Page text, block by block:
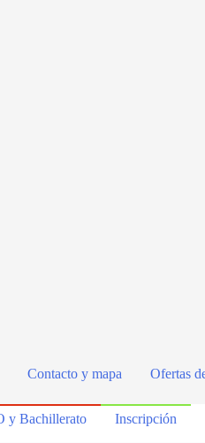
Contacto y mapa Ofertas
y Bachillerato Inscripción